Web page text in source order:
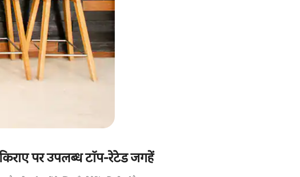
पर उपलब्ध टॉप-रेटेड जगहें